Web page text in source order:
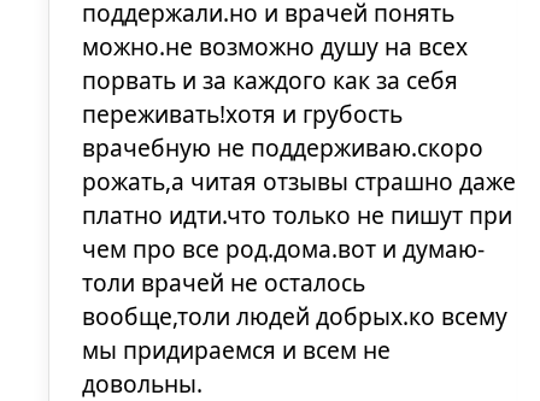
поддержали.но и врачей понять
можно.не возможно душу на всех
порвать и за каждого как за себя
переживать!хотя и грубость
врачебную не поддерживаю.скоро
рожать,а читая отзывы страшно даже
платно идти.что только не пишут при
чем про все род.дома.вот и думаю-
толи врачей не осталось
вообще,толи людей добрых.ко всему
мы придираемся и всем не
довольны.